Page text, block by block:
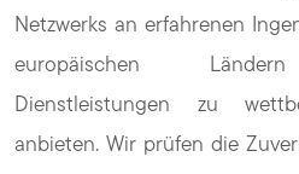
Netzwerks an erfahrenen
europäischen
Dienstleistungen zu
anbieten. Wir prüfen die